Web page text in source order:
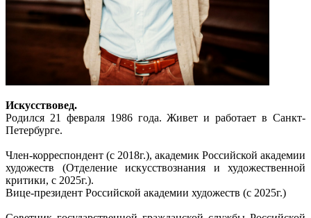
Искусствовед.
Родился 21 февраля 1986 года. Живет и работает в Санкт-
Петербурге.
Член-корреспондент (с 2018г.), академик Российской академии
художеств (Отделение искусствознания и художественной
критики, с 2025г.).
Вице-президент Российской академии художеств (с 2025г.)